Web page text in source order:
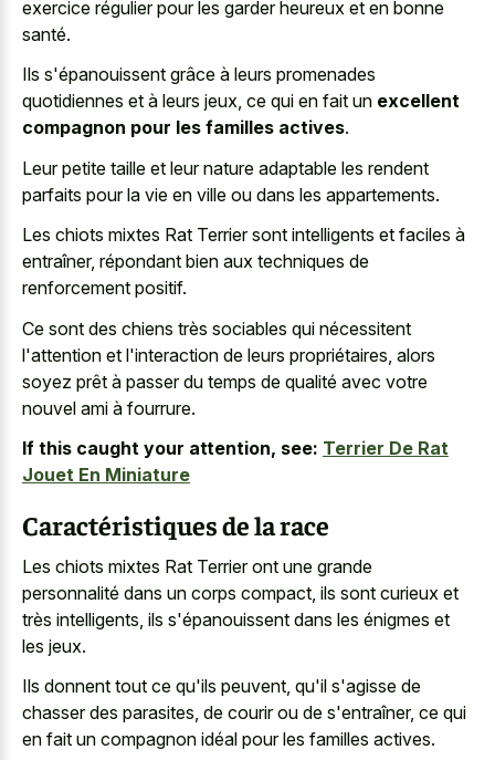
exercice régulier pour les garder heureux et en bonne
santé.
Ils s'épanouissent grâce à leurs promenades
quotidiennes et à leurs jeux, ce qui en fait un excellent
compagnon pour les familles actives.
Leur petite taille et leurnature adaptable les rendent
parfaits pour la vie en ville ou dans les appartements.
Les chiots mixtes Rat Terrier sont intelligents et faciles à
entraîner, répondant bien aux techniques de
renforcement positif.
Ce sont des chiens très sociables qui nécessitent
l'attention et l'interaction de leurs propriétaires, alors
soyez prêt à passer du temps de qualité avec votre
nouvel ami à fourrure.
If this caught your attention, see: Terrier De Rat
Jouet En Miniature
Caractéristiques de la race
Les chiots mixtes Rat Terrier ont une grande
personnalité dans un corps compact, ils sont curieux et
très intelligents, ils s'épanouissent dans les énigmes et
les jeux.
Ils donnent tout ce qu'ils peuvent, qu'il s'agisse de
chasser des parasites, de courir ou de s'entraîner, ce qui
en fait un compagnon idéal pour les familles actives.